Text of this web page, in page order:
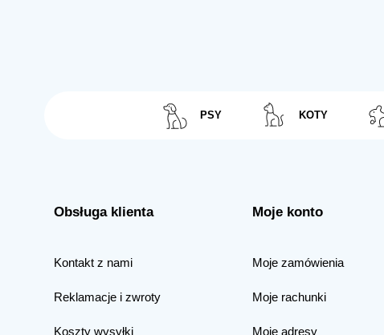
PSY KOTY
Obsługa klienta
Kontakt z nami
Reklamacje i zwroty
Koszty wysyłki
Moje konto
Moje zamówienia
Moje rachunki
Moje adresy